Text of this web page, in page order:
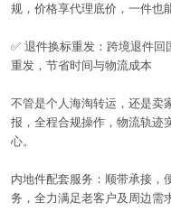
规，价格享代理底价，一件也
✅ 退件换标重发：跨境退件回
重发，节省时间与物流成本
不管是个人海淘转运，还是卖
报，全程合规操作，物流轨迹
心。
内地件配套服务：顺带承接，
务，全力满足老客户及周边需